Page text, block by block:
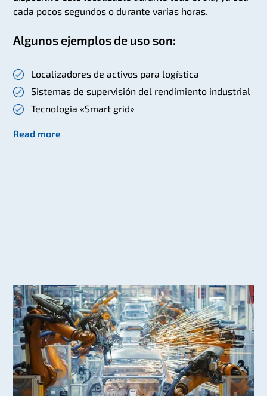
cada pocos segundos o durante varias horas.
Algunos ejemplos de uso son:
Localizadores de activos para logística
Sistemas de supervisión del rendimiento industrial
Tecnología «Smart grid»
Read more